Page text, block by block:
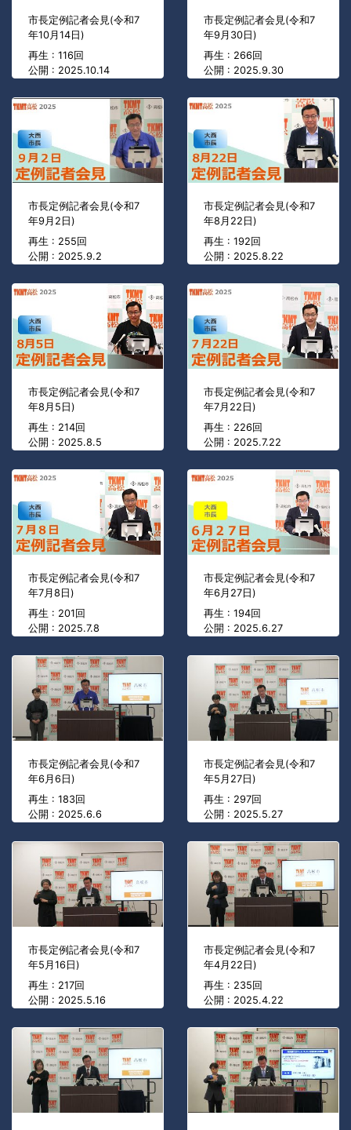
市長定例記者会見(令和7
年10月14日)
再生 : 116回
公開 : 2025.10.14
市長定例記者会見(令和7
年9月30日)
再生 : 266回
公開 : 2025.9.30
市長定例記者会見(令和7
年9月2日)
再生 : 255回
公開 : 2025.9.2
市長定例記者会見(令和7
年8月22日)
再生 : 192回
公開 : 2025.8.22
市長定例記者会見(令和7
年8月5日)
再生 : 214回
公開 : 2025.8.5
市長定例記者会見(令和7
年7月22日)
再生 : 226回
公開 : 2025.7.22
市長定例記者会見(令和7
年7月8日)
再生 : 201回
公開 : 2025.7.8
市長定例記者会見(令和7
年6月27日)
再生 : 194回
公開 : 2025.6.27
市長定例記者会見(令和7
年6月6日)
再生 : 183回
公開 : 2025.6.6
市長定例記者会見(令和7
年5月27日)
再生 : 297回
公開 : 2025.5.27
市長定例記者会見(令和7
年5月16日)
再生 : 217回
公開 : 2025.5.16
市長定例記者会見(令和7
年4月22日)
再生 : 235回
公開 : 2025.4.22